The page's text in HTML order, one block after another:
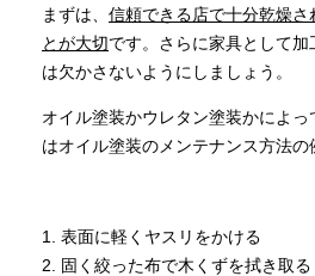
まずは、 信頼できる店で十分乾燥さ
とが大切です。さらに家具として
は欠かさないようにしましょう。
オイル塗装かウレタン塗装かによ
はオイル塗装のメンテナンス方法の
1. 表面に軽くヤスリをかける
2. 固く絞った布で木くずを拭き取る